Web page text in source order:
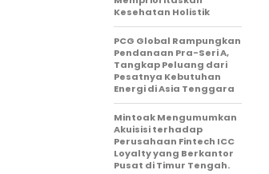
Kesehatan Holistik
PCG Global Rampungkan
Pendanaan Pra-Seri A,
Tangkap Peluang dari
Pesatnya Kebutuhan
Energi di Asia Tenggara
Mintoak Mengumumkan
Akuisisi terhadap
Perusahaan Fintech ICC
Loyalty yang Berkantor
Pusat di Timur Tengah.